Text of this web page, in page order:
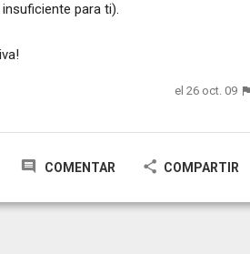
para ti).
el 26 oct. 09
COMENTAR COMPARTIR